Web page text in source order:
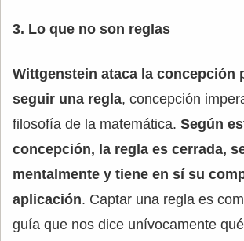
3. Lo que no son reglas
Wittgenstein ataca la concepción
seguir una regla, concepción
filosofía de la matemática. Según
concepción, la regla es cerrada,
mentalmente y tiene en sí su
aplicación. Captar una regla es
guía que nos dice unívocamente